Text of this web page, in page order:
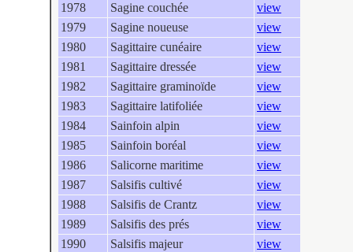
1978
Sagine couchée
view
1979
Sagine noueuse
view
1980
Sagittaire cunéaire
view
1981
Sagittaire dressée
view
1982
Sagittaire graminoïde
view
1983
Sagittaire latifoliée
view
1984
Sainfoin alpin
view
1985
Sainfoin boréal
view
1986
Salicorne maritime
view
1987
Salsifis cultivé
view
1988
Salsifis de Crantz
view
1989
Salsifis des prés
view
1990
Salsifis majeur
view